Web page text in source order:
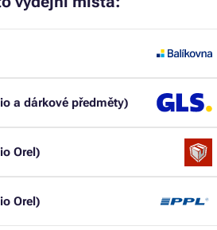
a dárkové předměty)
Orel)
Orel)